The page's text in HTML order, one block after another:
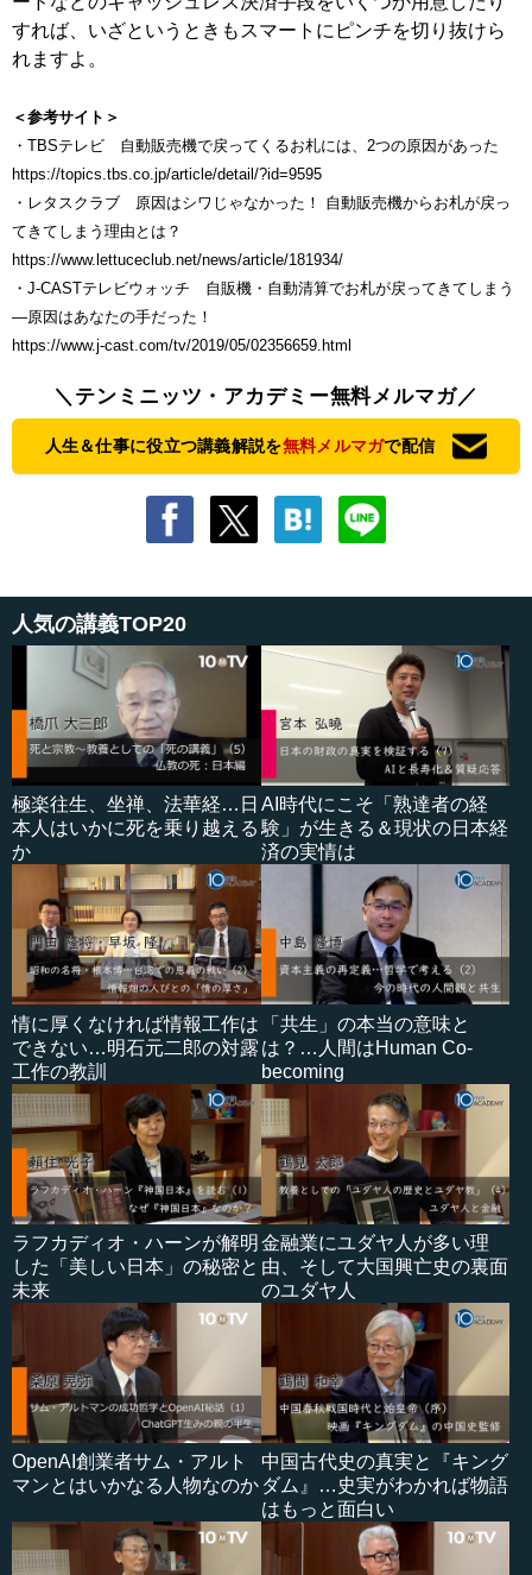
すれば、いざというときもスマートにピンチを切り抜けら
れますよ。
＜参考サイト＞
・TBSテレビ 自動販売機で戻ってくるお札には、2つの原因があった
https://topics.tbs.co.jp/article/detail/?id=9595
・レタスクラブ 原因はシワじゃなかった！ 自動販売機からお札が戻っ
てきてしまう理由とは？
https://www.lettuceclub.net/news/article/181934/
・J-CASTテレビウォッチ 自販機・自動清算でお札が戻ってきてしまう
―原因はあなたの手だった！
https://www.j-cast.com/tv/2019/05/02356659.html
＼テンミニッツ・アカデミー無料メルマガ／
人生＆仕事に役立つ講義解説を無料メルマガで配信
人気の講義TOP20
極楽往生、坐禅、法華経…日
本人はいかに死を乗り越える
か
AI時代にこそ「熟達者の経
験」が生きる＆現状の日本経
済の実情は
情に厚くなければ情報工作は
できない…明石元二郎の対露
工作の教訓
「共生」の本当の意味と
は？…人間はHuman Co-
becoming
ラフカディオ・ハーンが解明
した「美しい日本」の秘密と
未来
金融業にユダヤ人が多い理
由、そして大国興亡史の裏面
のユダヤ人
OpenAI創業者サム・アルト
マンとはいかなる人物なのか
中国古代史の真実と『キング
ダム』…史実がわかれば物語
はもっと面白い